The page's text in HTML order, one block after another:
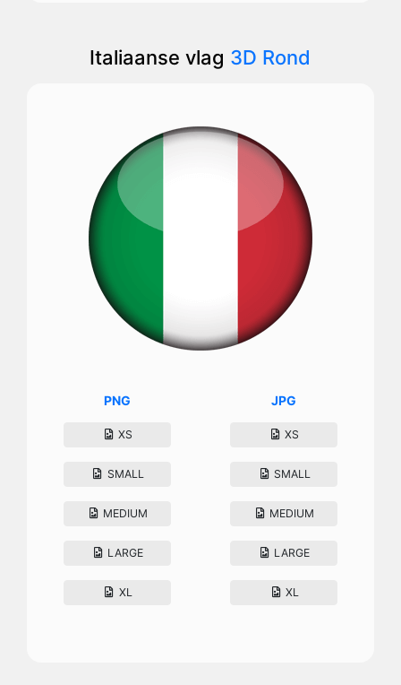
Italiaanse vlag 3D Rond
PNG
XS
SMALL
MEDIUM
LARGE
XL
JPG
XS
SMALL
MEDIUM
LARGE
XL